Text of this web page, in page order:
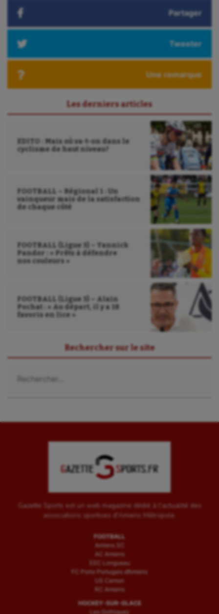
Partager
Tweeter
Une remarque
Les derniers articles
EDITO : Mais où va-t-on dans le
cyclisme de haut niveau?
FOOTBALL – Régional 1 : Un
vainqueur mais de la satisfaction
de chaque côté
FOOTBALL (Ligue 3) – Yannick
Pandor : « Prêts à défendre
nos couleurs »
FOOTBALL (Ligue 3) – Alain
Pochat : « Au départ, il y a 18
favoris en lice »
Rechercher sur le site
Gazette Sports est un web magazine dédié à l'actualité des
associations sportives d'Amiens Métropole.
FOOTBALL
Amiens SC
AC Amiens
ESC Longueau
FC Porto Portugais d’Amiens
US Camon
RC Amiens
HOCKEY-SUR-GLACE
Les Gothiques